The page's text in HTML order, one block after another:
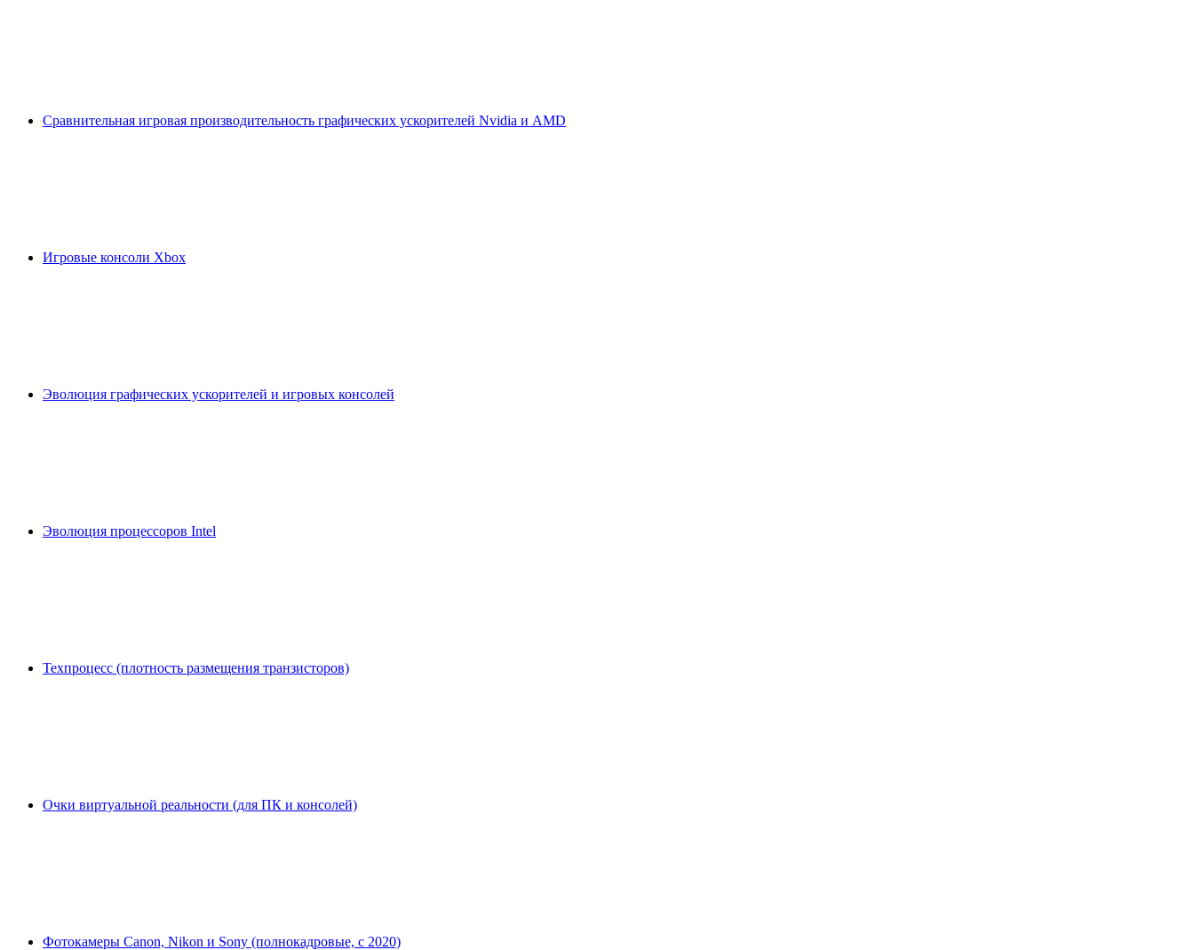
Сравнительная игровая производительность графических ускорителей Nvidia и AMD
Игровые консоли Xbox
Эволюция графических ускорителей и игровых консолей
Эволюция процессоров Intel
Техпроцесс (плотность размещения транзисторов)
Очки виртуальной реальности (для ПК и консолей)
Фотокамеры Canon, Nikon и Sony (полнокадровые, с 2020)